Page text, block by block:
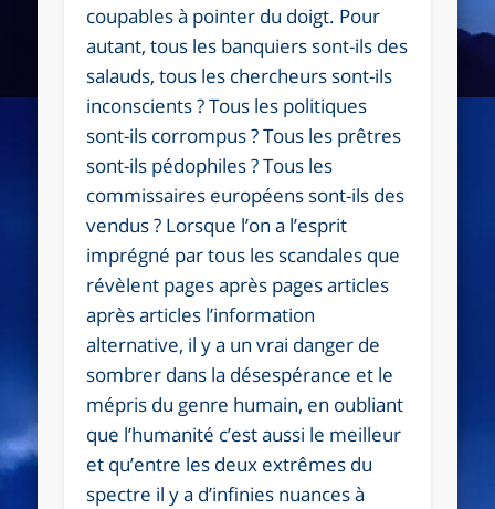
coupables à pointer du doigt. Pour
autant, tous les banquiers sont-ils des
salauds, tous les chercheurs sont-ils
inconscients ? Tous les politiques
sont-ils corrompus ? Tous les prêtres
sont-ils pédophiles ? Tous les
commissaires européens sont-ils des
vendus ? Lorsque l’on a l’esprit
imprégné par tous les scandales que
révèlent pages après pages articles
après articles l’information
alternative, il y a un vrai danger de
sombrer dans la désespérance et le
mépris du genre humain, en oubliant
que l’humanité c’est aussi le meilleur
et qu’entre les deux extrêmes du
spectre il y a d’infinies nuances à